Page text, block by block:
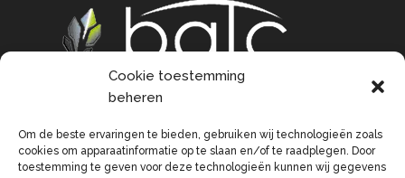
Cookie toestemming
beheren
Om de beste ervaringen te bieden, gebruiken wij technologieën zoals
cookies om apparaatinformatie op te slaan en/of te raadplegen. Door
toestemming te geven voor deze technologieën kunnen wij gegevens